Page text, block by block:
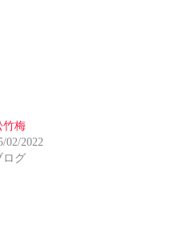
竹梅
02/2022
ログ